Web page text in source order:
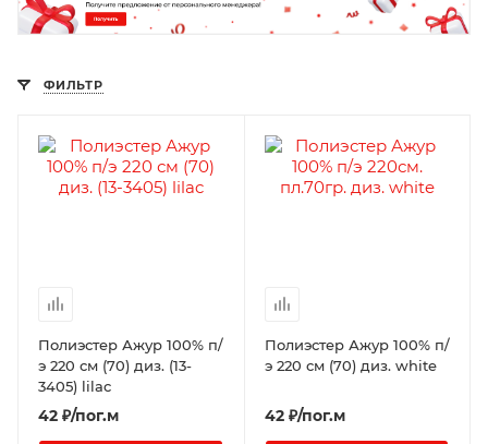
ФИЛЬТР
Полиэстер Ажур 100% п/
э 220 см (70) диз. (13-
3405) lilac
42 ₽/пог.м
Полиэстер Ажур 100% п/
э 220 см (70) диз. white
42₽/пог.м